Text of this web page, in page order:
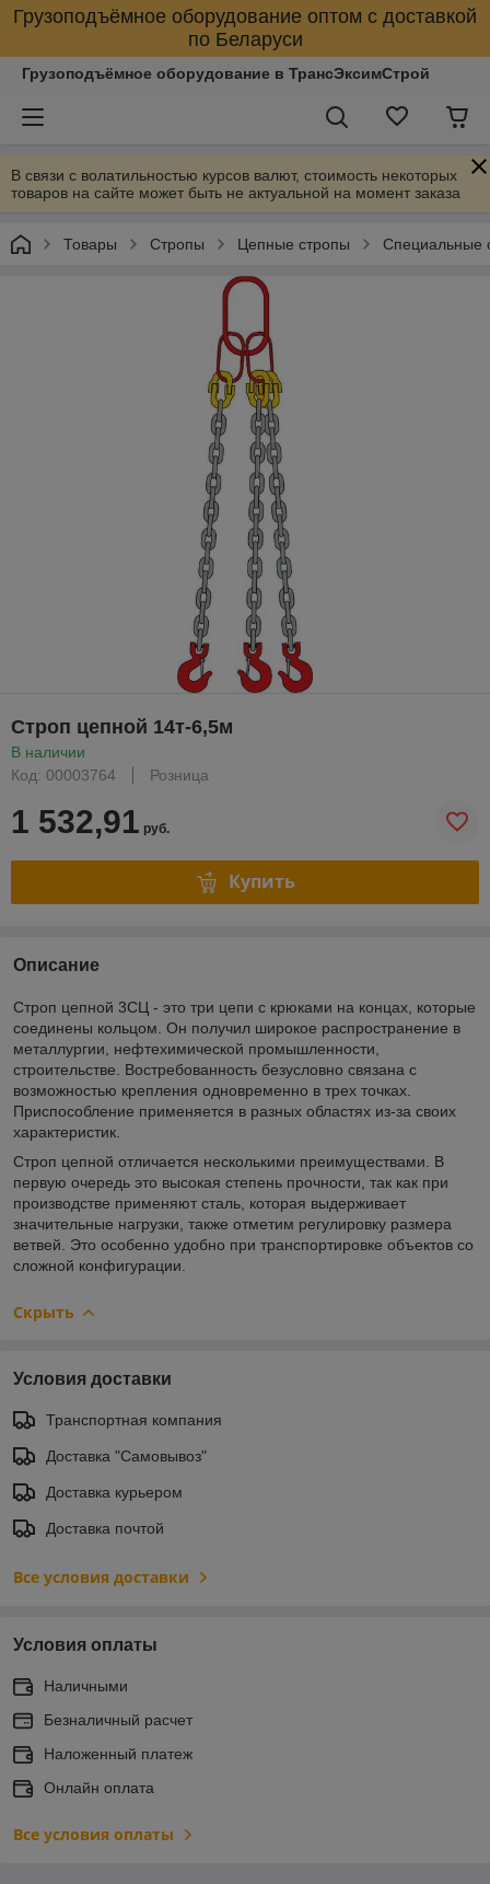
Грузоподъёмное оборудование оптом с доставкой
по Беларуси
Грузоподъёмное оборудование в ТрансЭксимСтрой
В связи с волатильностью курсов валют, стоимость некоторых
товаров на сайте может быть не актуальной на момент заказа
Товары Стропы Цепные стропы Специальные
Строп цепной 14т-6,5м
В наличии
Код: 00003764
Розница
1 532,91 руб.
Купить
Описание
Строп цепной 3СЦ - это три цепи с крюками на концах, которые
соединены кольцом. Он получил широкое распространение в
металлургии, нефтехимической промышленности,
строительстве. Востребованность безусловно связана с
возможностью крепления одновременно в трех точках.
Приспособление применяется в разных областях из-за своих
характеристик.
Строп цепной отличается несколькими преимуществами. В
первую очередь это высокая степень прочности, так как при
производстве применяют сталь, которая выдерживает
значительные нагрузки, также отметим регулировку размера
ветвей. Это особенно удобно при транспортировке объектов со
сложной конфигурации.
Скрыть
Условия доставки
Транспортная компания
Доставка "Самовывоз"
Доставка курьером
Доставка почтой
Все условия доставки
Условия оплаты
Наличными
Безналичный расчет
Наложенный платеж
Онлайн оплата
Все условия оплаты